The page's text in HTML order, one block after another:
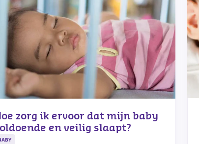
zorg ik ervoor dat mijn baby
en veilig slaapt?